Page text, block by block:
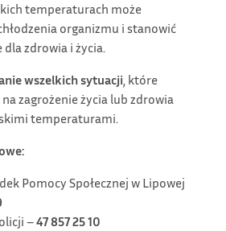
temperaturach może
organizmu i stanowić
dla zdrowia i życia.
wszelkich sytuacji, które
zagrożenie życia lub zdrowia
temperaturami.
Pomocy Społecznej w Lipowej
–47 857 25 10